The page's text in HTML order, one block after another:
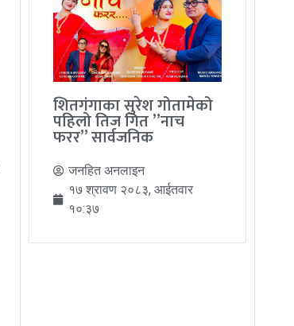
शितगंगाका सुरेश गोतामेको
पहिलो तिज गित ”नाच
फरर” सार्वजनिक
जनहित अनलाइन
१७ श्रावण २०८३, आईतवार
१०:३७